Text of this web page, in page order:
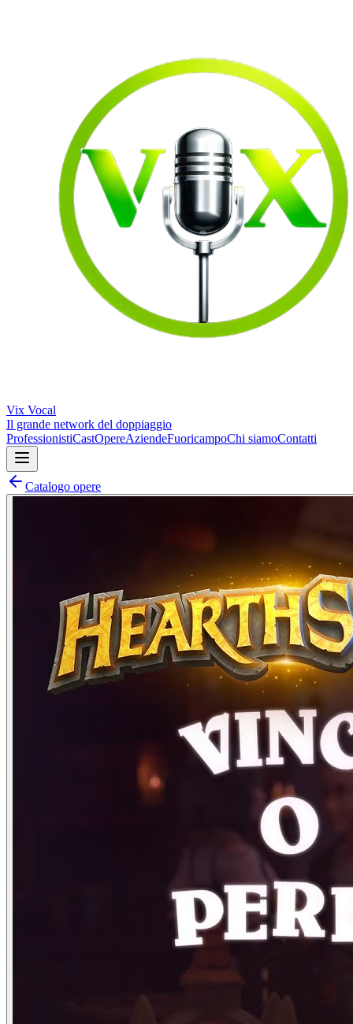
Vix Vocal
Il grande network del doppiaggio
ProfessionistiCastOpereAziendeFuoricampoChi siamoContatti
Catalogo opere